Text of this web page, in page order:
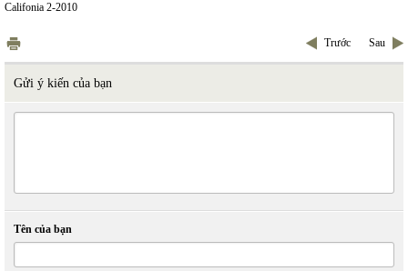
Califonia 2-2010
Trước Sau
Gửi ý kiến của bạn
Tên của bạn